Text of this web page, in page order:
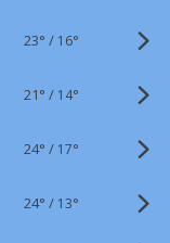
23° / 16°
21° / 14°
24° / 17°
24° / 13°